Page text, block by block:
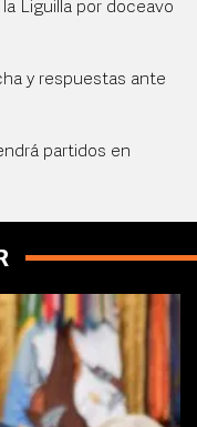
Liguilla por doceavo
y respuestas ante
partidos en